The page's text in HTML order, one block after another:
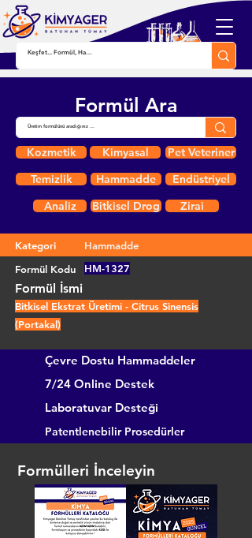
Formül Ara
Kozmetik Kimyasal
Pet Veteriner
Temizlik
Hammadde
Endüstriyel
Analiz
Bitkisel Drog Zirai
Kategori
Hammadde
Formül Kodu
HM-1327
Formül İsmi
Bitkisel Ekstrat Üretimi - Citrus Sinensis
(Portakal)
Çevre Dostu Hammaddeler
7/24 Online Destek
Laboratuvar Desteği
Patentlenebilir Prosedürler
Formülleri İnceleyin